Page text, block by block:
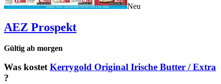
Neu
AEZ Prospekt
Gültig ab morgen
Was kostetKerrygold Original Irische Butter / Extra
?